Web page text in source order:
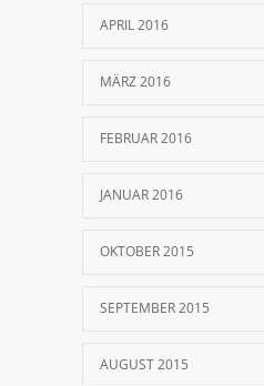
APRIL 2016
MÄRZ 2016
FEBRUAR 2016
JANUAR 2016
OKTOBER 2015
SEPTEMBER 2015
AUGUST 2015